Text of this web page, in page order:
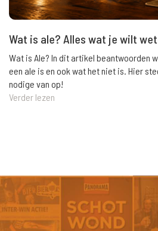
Wat is ale? Alles wat je wilt
Wat is Ale? In dit artikel beantwoorden
een ale is en ook wat het niet is. Hier
nodige van op!
Verder lezen